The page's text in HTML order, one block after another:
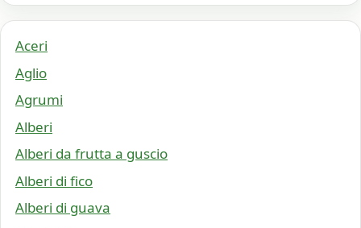
Aceri
Aglio
Agrumi
Alberi
Alberi da frutta a guscio
Alberi di fico
Alberi di guava